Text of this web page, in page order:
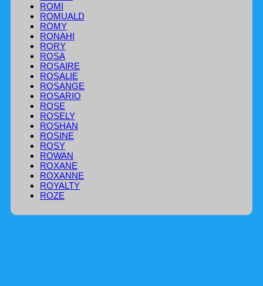
ROMI
ROMUALD
ROMY
RONAHI
RORY
ROSA
ROSAIRE
ROSALIE
ROSANGE
ROSARIO
ROSE
ROSELY
ROSHAN
ROSINE
ROSY
ROWAN
ROXANE
ROXANNE
ROYALTY
ROZE